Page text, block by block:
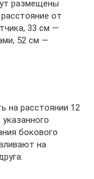
размещены
от
33 см —
52 см —
на расстоянии 12
бокового
на